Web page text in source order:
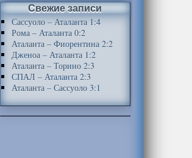
Свежие записи
Сассуоло – Аталанта 1:4
Рома – Аталанта 0:2
Аталанта – Фиорентина 2:2
Дженоа – Аталанта 1:2
Аталанта – Торино 2:3
СПАЛ – Аталанта 2:3
Аталанта – Сассуоло 3:1